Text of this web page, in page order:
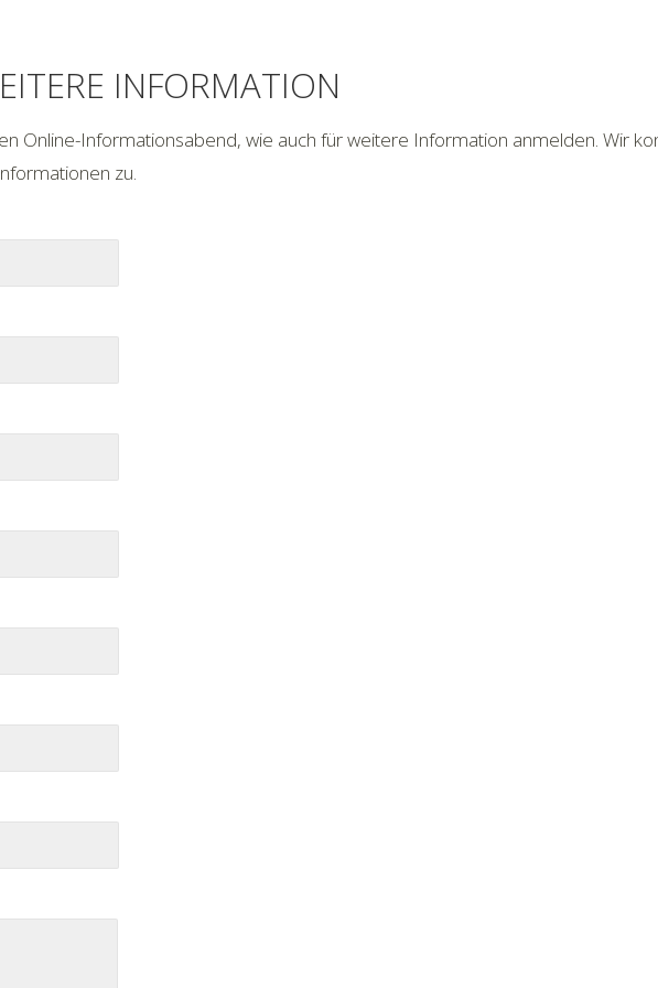
INFORMATION
Online-Informationsabend, wie auch für weitere Information anmelden. Wir
zu.